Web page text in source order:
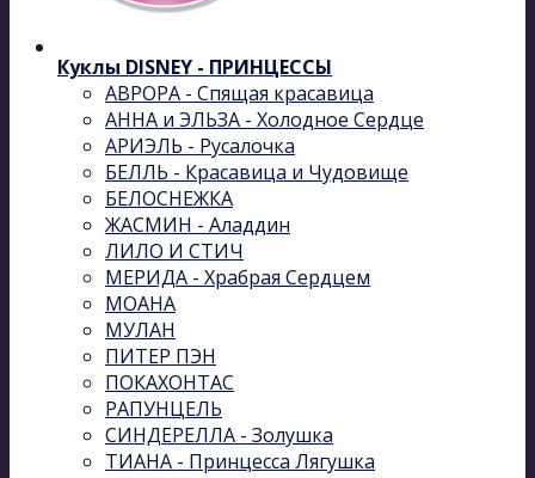
Куклы DISNEY - ПРИНЦЕССЫ
АВРОРА - Спящая красавица
АННА и ЭЛЬЗА - Холодное Сердце
АРИЭЛЬ - Русалочка
БЕЛЛЬ - Красавица и Чудовище
БЕЛОСНЕЖКА
ЖАСМИН - Аладдин
ЛИЛО И СТИЧ
МЕРИДА - Храбрая Сердцем
МОАНА
МУЛАН
ПИТЕР ПЭН
ПОКАХОНТАС
РАПУНЦЕЛЬ
СИНДЕРЕЛЛА - Золушка
ТИАНА - Принцесса Лягушка